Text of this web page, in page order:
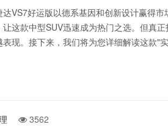
VS7好运版以德系基因和创新设计赢得
这款中型SUV迅速成为热门之选。但真
现。接下来，我们将为您详细解读这款"
3562